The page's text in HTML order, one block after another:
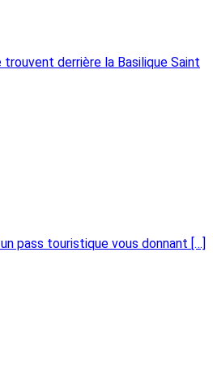
derrière la Basilique Saint
pass touristique vous donnant […]